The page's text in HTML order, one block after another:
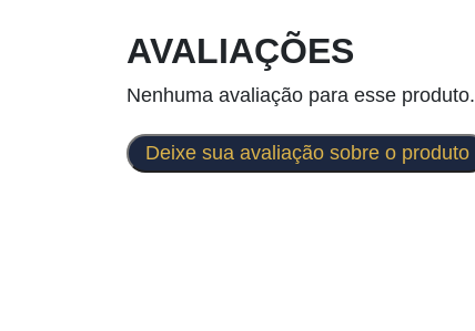
AVALIAÇÕES
Nenhuma avaliação para esse produto.
Deixe sua avaliação sobre o produto